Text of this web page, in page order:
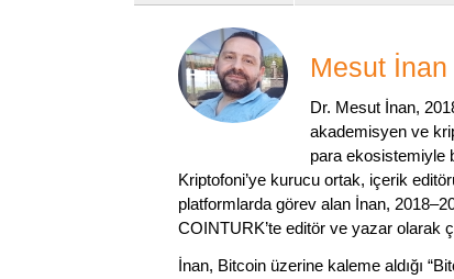
Mesut İnan
Dr. Mesut İnan,
akademisyen ve
para ekosistemiyle
Kriptofoni’ye kurucu ortak, içerik
platformlarda görev alan İnan,
COINTURK’te editör ve yazar olarak
İnan, Bitcoin üzerine kaleme aldığı